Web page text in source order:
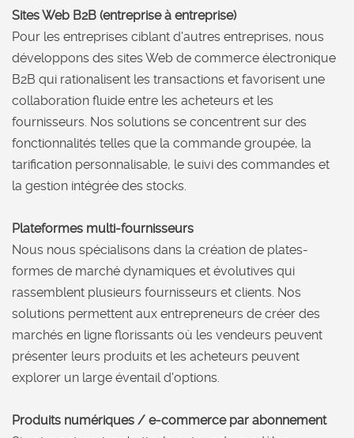
Sites Web B2B (entreprise à entreprise)
Pour les entreprises ciblant d'autres entreprises, nous
développons des sites Web de commerce électronique
B2B qui rationalisent les transactions et favorisent une
collaboration fluide entre les acheteurs et les
fournisseurs. Nos solutions se concentrent sur des
fonctionnalités telles que la commande groupée, la
tarification personnalisable, le suivi des commandes et
la gestion intégrée des stocks.
Plateformes multi-fournisseurs
Nous nous spécialisons dans la création de plates-
formes de marché dynamiques et évolutives qui
rassemblent plusieurs fournisseurs et clients. Nos
solutions permettent aux entrepreneurs de créer des
marchés en ligne florissants où les vendeurs peuvent
présenter leurs produits et les acheteurs peuvent
explorer un large éventail d'options.
Produits numériques / e-commerce par abonnement